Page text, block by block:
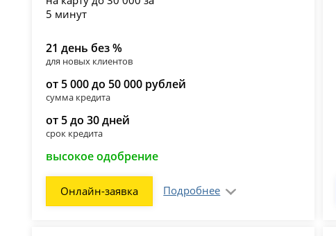
21 день без %
для новых клиентов
от 5 000 до 50 000 рублей
сумма кредита
от 5 до 30 дней
срок кредита
высокое одобрение
Онлайн-заявка Подробнее